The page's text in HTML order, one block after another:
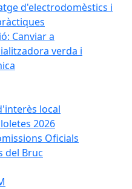
d'electrodomèstics i
Canviar a
verda i
local
2026
Oficials
del Bruc